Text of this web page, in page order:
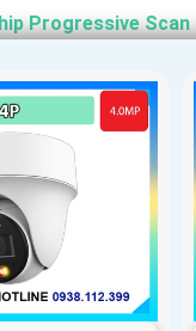
Progressive Scan